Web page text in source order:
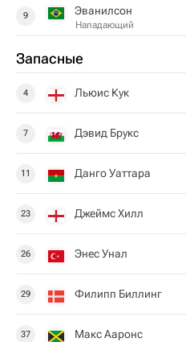
9 Эванилсон
Нападающий
Запасные
4 Льюис Кук
7 Дэвид Брукс
11 Данго Уаттара
23 Джеймс Хилл
26 Энес Унал
29 Филипп Биллинг
37 Макс Ааронс